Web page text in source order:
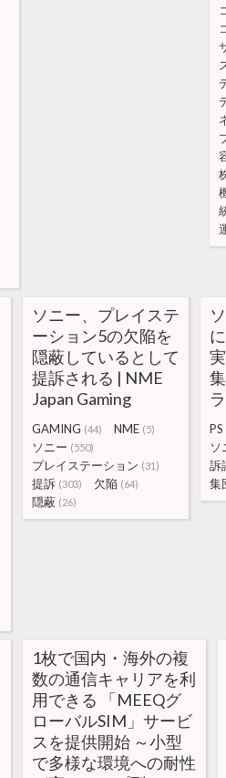
ソニー、プレイステ
ーション5の欠陥を
隠蔽しているとして
提訴される | NME
Japan Gaming
GAMING (44) NME (5)
ソニー (550)
プレイステーション (31)
提訴 (303) 欠陥 (64)
隠蔽 (26)
PS
ソ
訴
集
1枚で国内・海外の複
数の通信キャリアを利
用できる 「MEEQグ
ローバルSIM」サービ
スを提供開始 ～小型
で多様な環境への耐性